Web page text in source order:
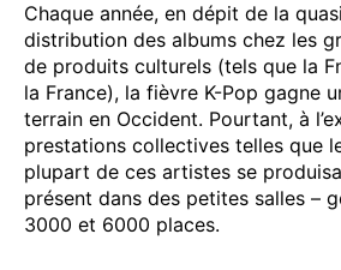
Chaque année, en dépit de la
distribution des albums chez les
de produits culturels (tels que la
la France), la fièvre K-Pop gagne
terrain en Occident. Pourtant, à
prestations collectives telles que
plupart de ces artistes se
présent dans des petites salles –
3000 et 6000 places.